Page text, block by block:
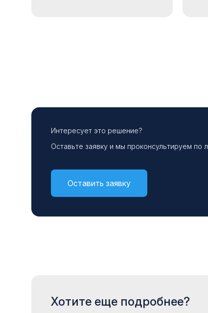
Интересует это решение?
Оставьте заявку и мы проконсультируем
Оставить заявку
Хотите еще подробнее?